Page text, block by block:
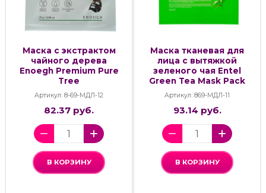
Маска с экстрактом
чайного дерева
Enoegh Premium Pure
Tree
Артикул: 8-69-МДЛ-12
82.37 руб.
В КОРЗИНУ
Маска тканевая для
лица с вытяжкой
зеленого чая Entel
Green Tea Mask Pack
Артикул: 869-МДЛ-11
93.14 руб.
В КОРЗИНУ